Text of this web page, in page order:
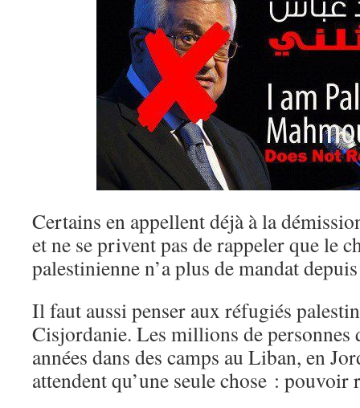
Certains en appellent déjà à la
et ne se privent pas de rappeler que le
palestinienne n’a plus de mandat
Il faut aussi penser aux réfugiés
Cisjordanie. Les millions de personnes
années dans des camps au Liban, en
attendent qu’une seule chose : pouvoir